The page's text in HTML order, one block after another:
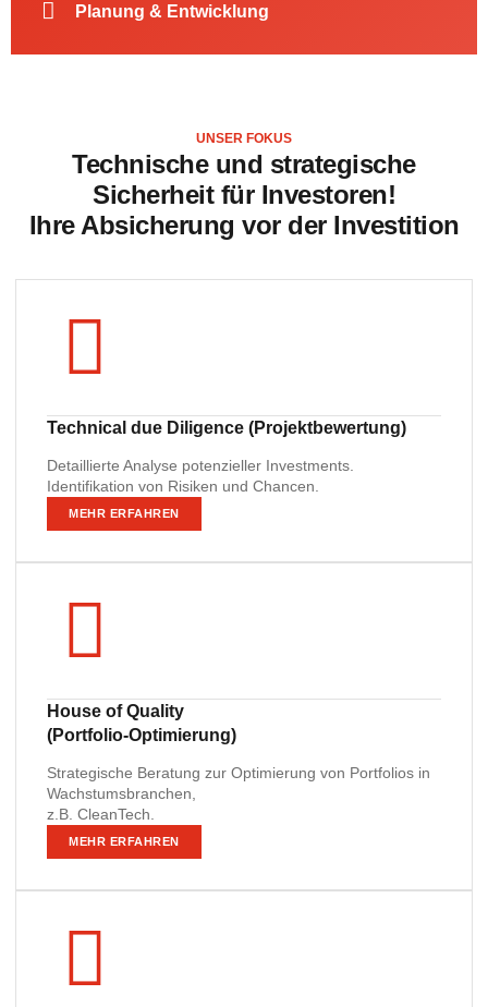
Planung & Entwicklung
UNSER FOKUS
Technische und strategische
Sicherheit für Investoren!
Ihre Absicherung vor der Investition
Technical due Diligence (Projektbewertung)
Detaillierte Analyse potenzieller Investments.
Identifikation von Risiken und Chancen.
MEHR ERFAHREN
House of Quality
(Portfolio-Optimierung)
Strategische Beratung zur Optimierung von Portfolios in
Wachstumsbranchen,
z.B. CleanTech.
MEHR ERFAHREN